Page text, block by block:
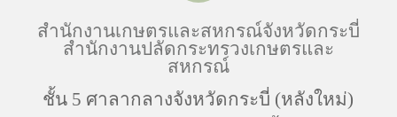
สำนักงานเกษตรและสหกรณ์จังหวัดกระบี่
สำนักงานปลัดกระทรวงเกษตรและ
สหกรณ์
ชั้น 5 ศาลากลางจังหวัดกระบี่ (หลังใหม่)